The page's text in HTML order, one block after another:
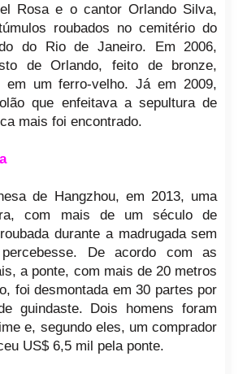
Rosa e o cantor Orlando Silva,
roubados no cemitério do
do Rio de Janeiro. Em 2006,
de Orlando, feito de bronze,
em um ferro-velho. Já em 2009,
que enfeitava a sepultura de
mais foi encontrado.
de Hangzhou, em 2013, uma
com mais de um século de
durante a madrugada sem
De acordo com as
a ponte, com mais de 20 metros
foi desmontada em 30 partes por
guindaste. Dois homens foram
e, segundo eles, um comprador
US$ 6,5 mil pela ponte.